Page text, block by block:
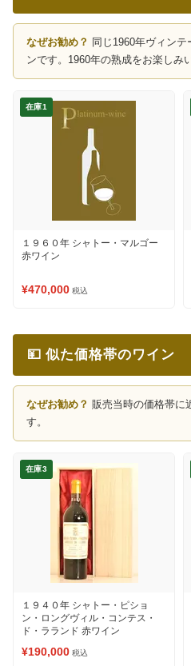
なぜお勧め？ 同じ1960年ヴィン
ンです。1960年の熟成をお楽しみ
在庫1
１９６０年 シャトー・マルゴー
赤ワイン
¥470,000 税込
💴 似た価格帯のワイン
なぜお勧め？ 販売当時の価格帯に
す。
在庫3
１９４０年 シャトー・ピショ
ン・ロングヴィル・コンテス・
ド・ラランド 赤ワイン
¥190,000 税込